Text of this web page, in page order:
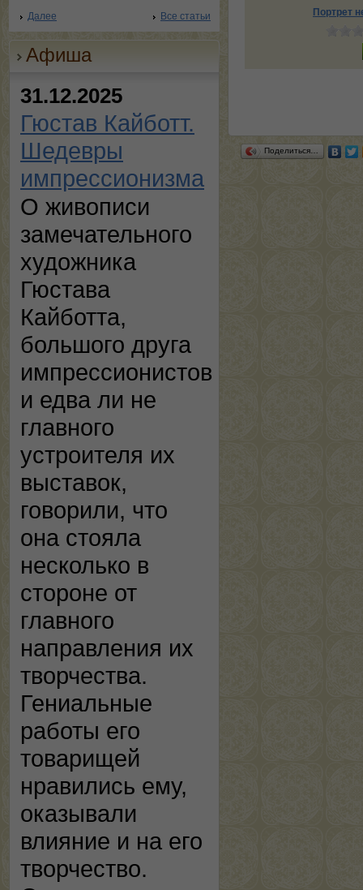
Далее Все статьи
Афиша
31.12.2025
Гюстав Кайботт.
Шедевры
импрессионизма
О живописи
замечательного
художника
Гюстава
Кайботта,
большого друга
импрессионистов
и едва ли не
главного
устроителя их
выставок,
говорили, что
она стояла
несколько в
стороне от
главного
направления их
творчества.
Гениальные
работы его
товарищей
нравились ему,
оказывали
влияние и на его
творчество.
Портрет
Поделиться…